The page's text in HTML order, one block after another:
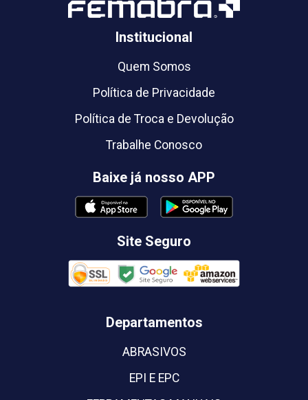
Institucional
Quem Somos
Política de Privacidade
Política de Troca e Devolução
Trabalhe Conosco
Baixe já nosso APP
Site Seguro
Departamentos
ABRASIVOS
EPI E EPC